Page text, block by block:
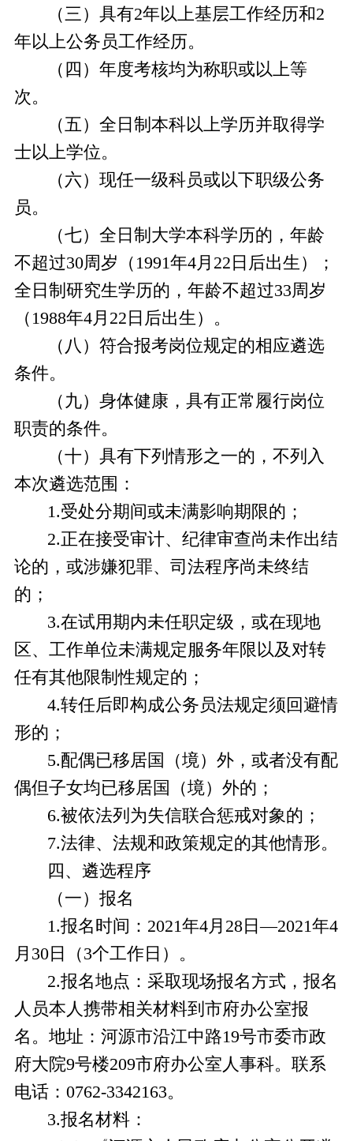
（三）具有2年以上基层工作经历和2
年以上公务员工作经历。
（四）年度考核均为称职或以上等
次。
（五）全日制本科以上学历并取得学
士以上学位。
（六）现任一级科员或以下职级公务
员。
（七） 全日制大学本科学历的，年龄
不超过30周岁（1991年4月 22 日后出生）；
全日制研究生学历的，年龄不超过33周岁
（1988年4月 22 日后出生）。
（八）符合报考岗位规定的相应遴选
条件。
（九）身体健康，具有正常履行岗位
职责的条件。
（十） 具有下列情形之一的，不列入
本次遴选范围：
1.受处分期间或未满影响期限的；
2.正在接受审计、纪律审查尚未作出结
论的，或涉嫌犯罪、司法程序尚未终结
的；
3.在试用期内未任职定级，或在现地
区、工作单位未满规定服务年限以及对转
任有其他限制性规定的；
4.转任后即构成公务员法规定须回避情
形的；
5.配偶已移居国（境）外，或者没有配
偶但子女均已移居国（境）外的；
6.被依法列为失信联合惩戒对象的；
7.法律、法规和政策规定的其他情形。
四、遴选程序
（一）报名
1.报名时间： 2021年4月 28日—2021年4
月 30日 （3个工作日） 。
2.报名地点 ：采取现场报名方式 ，报名
人员本人携带相关材料到市府办公室报
名。地址：河源市沿江中路19号市委市政
府大院9号楼209市府办公室人事科。联系
电话：0762-3342163。
3.报名材料：